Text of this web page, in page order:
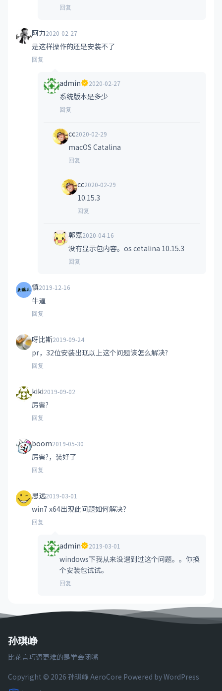
回复
阿力2020-02-27
是这样操作的还是安装不了
回复
admin 2020-02-27
系统版本是多少
回复
cc2020-02-29
macOS Catalina
回复
cc2020-02-29
10.15.3
回复
郭嘉2020-04-16
没有显示包内容。os cetalina 10.15.3
回复
慎2019-12-16
牛逼
回复
呀比斯2019-09-24
pr，32位安装出现以上这个问题该怎么解决?
回复
kiki2019-09-02
厉害?
回复
boom2019-05-30
厉害?，装好了
回复
思远2019-03-01
win7 x64出现此问题如何解决？
回复
admin 2019-03-01
windows下我从来没遇到过这个问题。。你换
个安装包试试。
回复
孙琪峥
比花言巧语更难的是学会闭嘴
Copyright © 2026 孙琪峥AeroCore Powered by WordPress